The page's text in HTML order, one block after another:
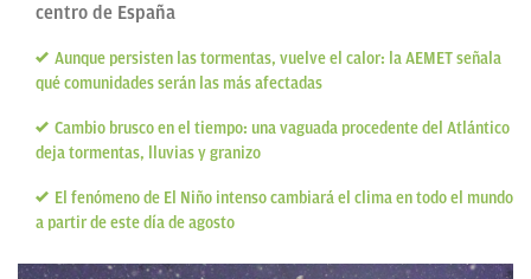
centro de España
Aunque persisten las tormentas, vuelve el calor: la AEMET señala
qué comunidades serán las más afectadas
Cambio brusco en el tiempo: una vaguada procedente del Atlántico
deja tormentas, lluvias y granizo
El fenómeno de El Niño intenso cambiará el clima en todo el mundo
a partir de este día de agosto